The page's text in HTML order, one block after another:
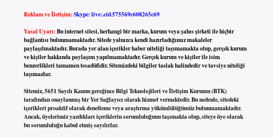
Reklam ve İletişim:Skype: live:.cid.575569c608265c69
Yasal Uyarı:Bu internet sitesi, herhangi bir marka, kurum veya şahıs şirketi ile hiçbir
bağlantısı bulunmamaktadır. Sitede yalnızca kendi hazırladığımız makaleler
paylaşılmaktadır. Burada yer alan içerikler haber niteliği taşımamakta olup, gerçek kurum
ve kişiler hakkında paylaşım yapılmamaktadır. Gerçek kurum ve kişiler ile isim
benzerlikleri tamamen tesadüfidir. Sitemizdeki bilgiler taslak halindedir ve tavsiye niteliği
taşımazlar.
Sitemiz, 5651 Sayılı Kanun gereğince Bilgi Teknolojileri ve İletişim Kurumu (BTK)
tarafından onaylanmış bir Yer Sağlayıcı olarak hizmet vermektedir. Bu nedenle, sitedeki
içerikleri proaktif olarak denetleme veya araştırma yükümlülüğümüz bulunmamaktadır.
Ancak, üyelerimiz yazdıkları içeriklerin sorumluluğunu taşımakta olup, siteye üye olarak
bu sorumluluğu kabul etmiş sayılırlar.